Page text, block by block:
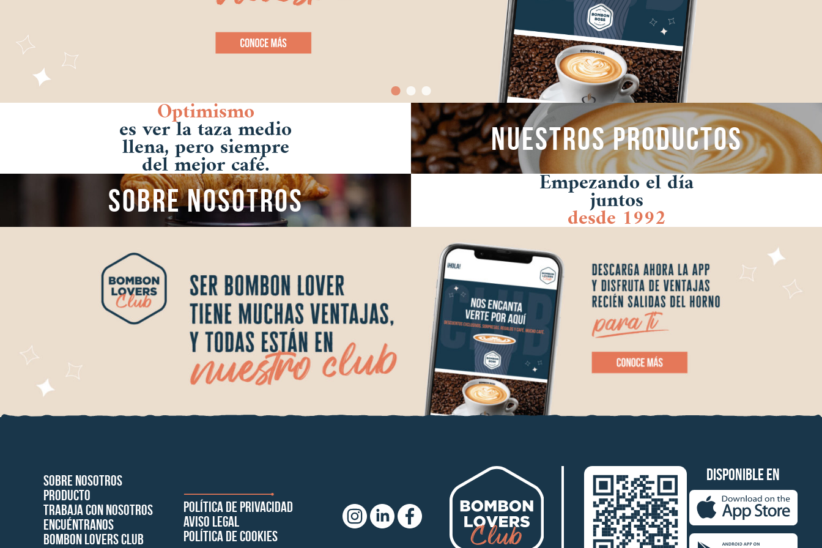
Optimismo
es ver la taza medio
llena, pero siempre
del mejor café.
Nuestros productos
Sobre nosotros
Empezando el día
juntos
desde 1992
Sobre nosotros
Producto
Trabaja con Nosotros
Encuéntranos
Bombon Lovers Club
Política de privacidad
AVISO LEGAL
Política de cookies
DISPONIBLE EN